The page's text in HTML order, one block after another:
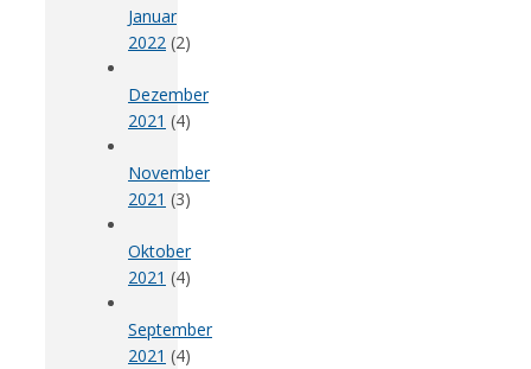
Januar
2022 (2)
Dezember
2021 (4)
November
2021 (3)
Oktober
2021 (4)
September
2021 (4)